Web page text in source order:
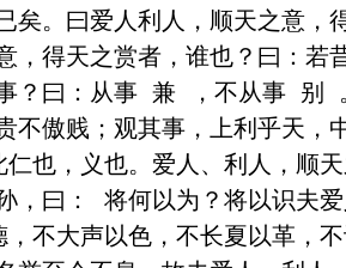
矣。曰爱人利人，顺天之意
，得天之赏者，谁也？曰：若
？曰：从事 兼 ，不从事 别
不傲贱；观其事，上利乎天，
也，义也。爱人、利人，顺
，曰： 将何以为？将以识夫
不大声以色，不长夏以革，